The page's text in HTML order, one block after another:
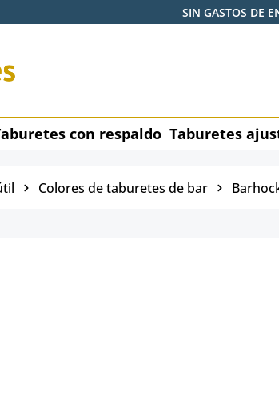
SIN GASTOS DE
con respaldo Taburetes
Colores de taburetes de bar